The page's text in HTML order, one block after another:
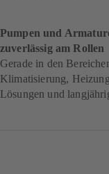
Pumpen und
zuverlässig am Rollen
Gerade in den
Klimatisierung,
Lösungen und